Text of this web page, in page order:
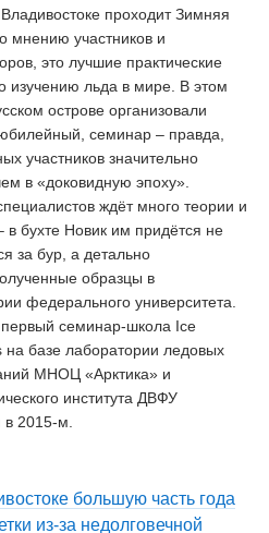
проходит Зимняя
мнению участников и
это лучшие практические
изучению льда в мире. В этом
острове организовали
семинар – правда,
участников значительно
в «доковидную эпоху».
ждёт много теории и
в бухте Новик им придётся не
за бур, а детально
образцы в
федерального университета.
семинар-школа Ice
на базе лаборатории ледовых
МНОЦ «Арктика» и
института ДВФУ
в 2015-м.
большую часть года
из-за недолговечной